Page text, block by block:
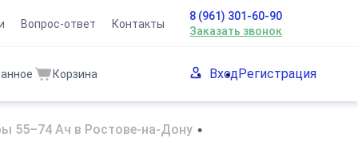
Вопрос-ответ Контакты
8 (961) 301-60-90
Заказать звонок
Корзина ВходРегистрация
55–74 Ач в Ростове-на-Дону •